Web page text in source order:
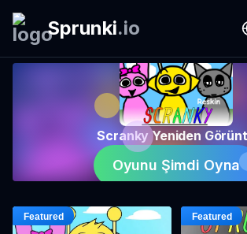
Sprunki.io
Scranky Yeniden
Oyunu Şimdi Oyna